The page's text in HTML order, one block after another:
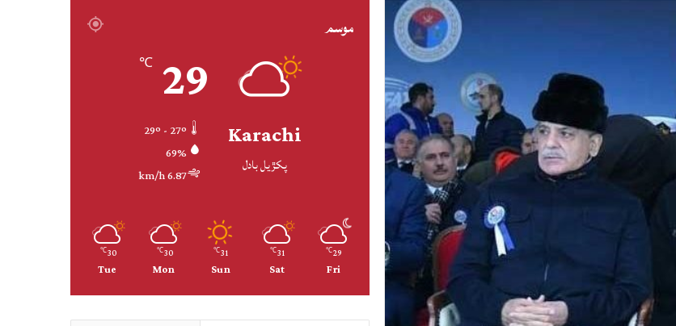
موسم
Karachi
پکڙيل بادل
29
℃
69%
6.87 km/h
29
℃
Fri
31
℃
Sat
31
℃
Sun
30
℃
Mon
30
℃
Tue